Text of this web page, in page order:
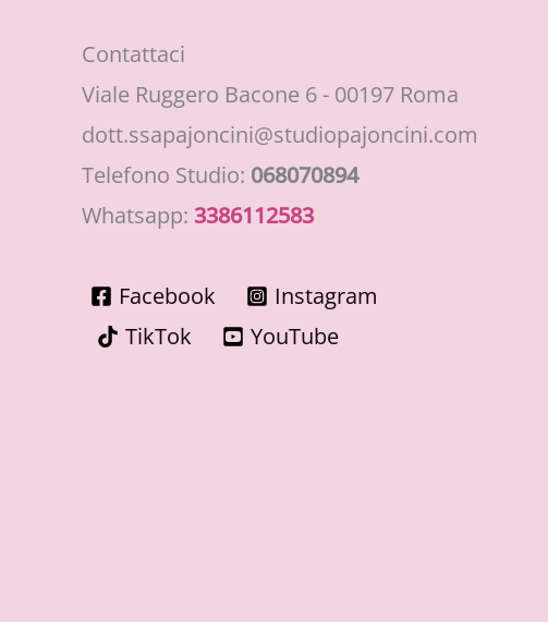
Contattaci
Viale Ruggero Bacone 6 - 00197 Roma
dott.ssapajoncini@studiopajoncini.com
Telefono Studio: 068070894
Whatsapp: 3386112583
Facebook
Instagram
TikTok
YouTube